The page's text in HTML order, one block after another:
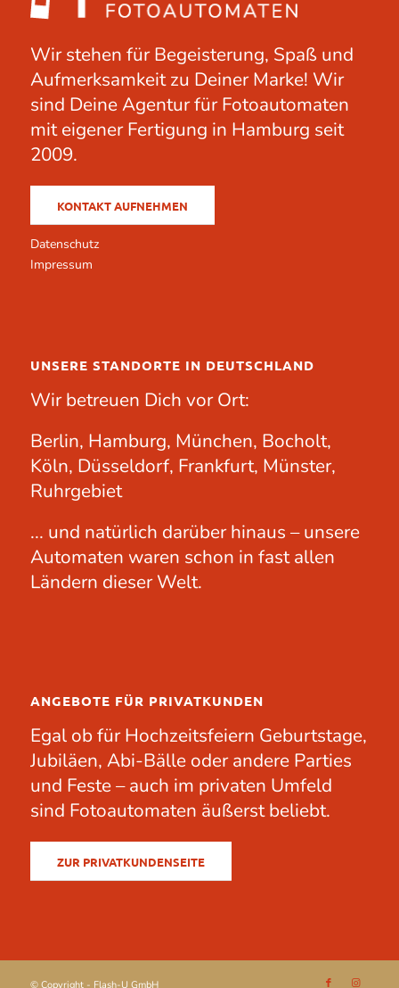
Wir stehen für Begeisterung, Spaß und
Aufmerksamkeit zu Deiner Marke! Wir
sind Deine Agentur für Fotoautomaten
mit eigener Fertigung in Hamburg seit
2009.
KONTAKT AUFNEHMEN
Datenschutz
Impressum
UNSERE STANDORTE IN DEUTSCHLAND
Wir betreuen Dich vor Ort:
Berlin, Hamburg, München, Bocholt,
Köln, Düsseldorf, Frankfurt, Münster,
Ruhrgebiet
... und natürlich darüber hinaus – unsere
Automaten waren schon in fast allen
Ländern dieser Welt.
ANGEBOTE FÜR PRIVATKUNDEN
Egal ob fürHochzeitsfeiern Geburtstage,
Jubiläen, Abi-Bälle oder andere Parties
und Feste – auch im privaten Umfeld
sind Fotoautomaten äußerst beliebt.
ZUR PRIVATKUNDENSEITE
© Copyright - Flash-U GmbH